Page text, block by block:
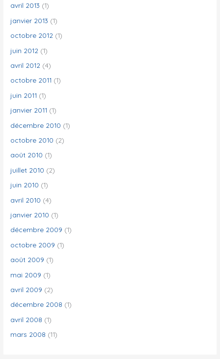
avril 2013 (1)
janvier 2013 (1)
octobre 2012 (1)
juin 2012 (1)
avril 2012 (4)
octobre 2011 (1)
juin 2011 (1)
janvier 2011 (1)
décembre 2010 (1)
octobre 2010 (2)
août 2010 (1)
juillet 2010 (2)
juin 2010 (1)
avril 2010 (4)
janvier 2010 (1)
décembre 2009 (1)
octobre 2009 (1)
août 2009 (1)
mai 2009 (1)
avril 2009 (2)
décembre 2008 (1)
avril 2008 (1)
mars 2008 (11)